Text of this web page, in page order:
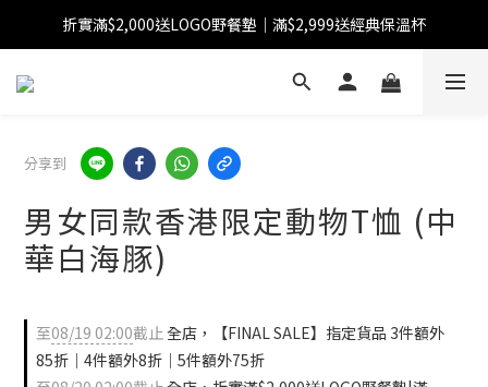
【FINAL SALE】指定商品低至38折
折實滿$2,000送LOGO野餐墊｜滿$2,999送經典保溫杯
【FINAL SALE】全單免運費
分享到
男女同款香港限定動物T恤 (中
華白海豚)
至08/19 02:00截止全店，【FINAL SALE】指定貨品 3件額外
85折｜4件額外8折｜5件額外75折